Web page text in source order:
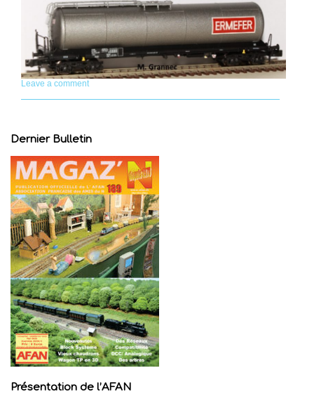
Leave a comment
Dernier Bulletin
Présentation de l’AFAN